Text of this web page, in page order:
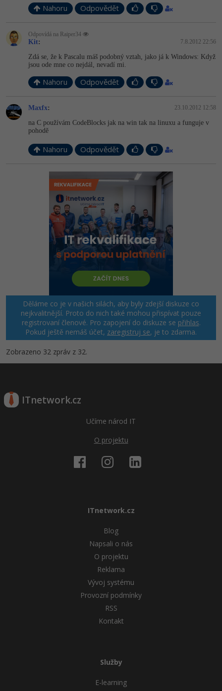
Nahoru Odpovědět
Odpovídá na Raiper34
Kit: 7.8.2012 22:56
Zdá se, že k Pascalu máš podobný vztah, jako já k Windows: Když
jsou ode mne co nejdál, nevadí mi.
Nahoru Odpovědět
Maxfx: 23.10.2012 12:58
na C používám CodeBlocks jak na win tak na linuxu a funguje v
pohodě
Nahoru Odpovědět
Děláme co je v našich silách, aby byly zdejší diskuze co
nejkvalitnější. Proto do nich také mohou přispívat pouze
registrovaní členové. Pro zapojení do diskuze se přihlas.
Pokud ještě nemáš účet, zaregistruj se, je to zdarma.
Zobrazeno 32 zpráv z 32.
ITnetwork.cz
Učíme národ IT
O projektu
ITnetwork.cz
Blog
Napsali o nás
O projektu
Reklama
Vývoj systému
Provozní podmínky
RSS
Kontakt
Služby
E-learning